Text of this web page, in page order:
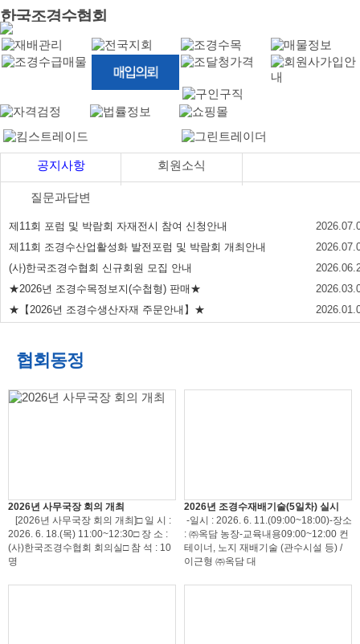
한국조경수협회
공지사항 회원소식
질문과답변
제11회 포럼 및 박람회 자재전시 참여 신청안내
제11회 조경수산업활성화 발전포럼 및 박람회 개최안내
(사)한국조경수협회 신규회원 모집 안내
★2026년 조경수목정보지(수첩형) 판매★
★【2026년 조경수생산자재 주문안내】★
협회동정
2026년 사무국장 회의 개최
[2026년 사무국장 회의 개최]□ 일 시 :
2026. 6. 18.(목) 11:00~12:30□ 장 소 :
(사)한국조경수협회 회의실□ 참 석 : 10
명
2026년 조경수재배기술(5일차) 실시
-일시 : 2026. 6. 11.(09:00~18:00)-장소
: ㈜옥담 농장-교육내용09:00~12:00 컨
테이너, 노지 재배기술 (관수시설 등) /
이근형 ㈜옥담 대